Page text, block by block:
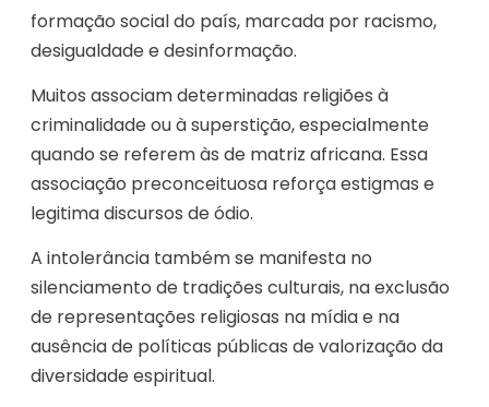
formação social do país, marcada por racismo,
desigualdade e desinformação.
Muitos associam determinadas religiões à
criminalidade ou à superstição, especialmente
quando se referem às de matriz africana. Essa
associação preconceituosa reforça estigmas e
legitima discursos de ódio.
A intolerância também se manifesta no
silenciamento de tradições culturais, na exclusão
de representações religiosas na mídia e na
ausência de políticas públicas de valorização da
diversidade espiritual.